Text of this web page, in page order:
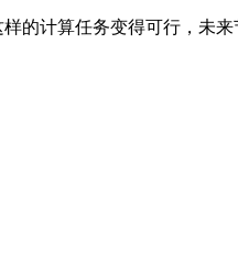
的计算任务变得可行，未